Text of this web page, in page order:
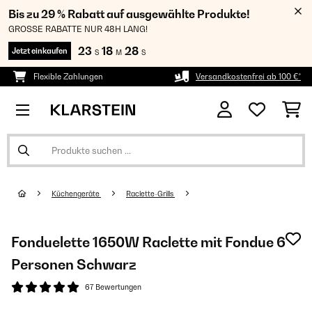
Bis zu 29 % Rabatt auf ausgewählte Produkte!
GROSSE RABATTE NUR 48H LANG!
Jetzt einkaufen 23 S 18 M 26 S
Flexible Zahlungen Versandkostenfrei ab 100 €*
Küchengeräte Raclette-Grills
Fonduelette 1650W Raclette mit Fondue 6
Personen Schwarz
67 Bewertungen